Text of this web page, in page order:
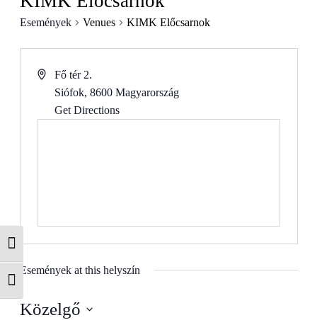
Nagy kontraszt váltása
Betűméret váltása
Események Venues KIMK Előcsarnok
Fő tér 2.
Siófok, 8600 Magyarország
Get Directions
Események at this helyszín
Közelgő